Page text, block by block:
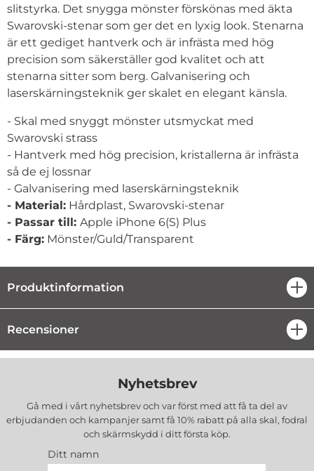
slitstyrka. Det snygga mönster förskönas med äkta
Swarovski-stenar som ger det en lyxig look. Stenarna
är ett gediget hantverk och är infrästa med hög
precision som säkerställer god kvalitet och att
stenarna sitter som berg. Galvanisering och
laserskärningsteknik ger skalet en elegant känsla.
- Skal med snyggt mönster utsmyckat med
Swarovski strass
- Hantverk med hög precision, kristallerna är infrästa
så de ej lossnar
- Galvanisering med laserskärningsteknik
- Material: Hårdplast, Swarovski-stenar
- Passar till: Apple iPhone 6(S) Plus
- Färg: Mönster/Guld/Transparent
Produktinformation
Recensioner
Nyhetsbrev
Gå med i vårt nyhetsbrev och var först med att få ta del av
erbjudanden och kampanjer samt få 10% rabatt på alla skal, fodral
och skärmskydd i ditt första köp.
Ditt namn